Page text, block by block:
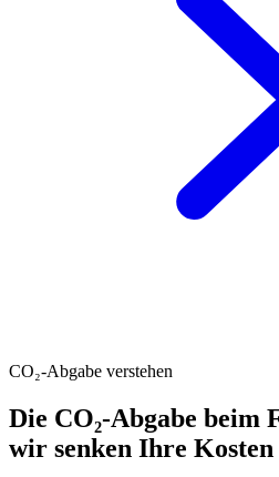
CO₂-Abgabe verstehen
Die CO₂-Abgabe beim
wir senken Ihre Kosten